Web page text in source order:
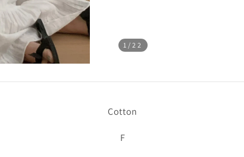
1 /22
Cotton
F